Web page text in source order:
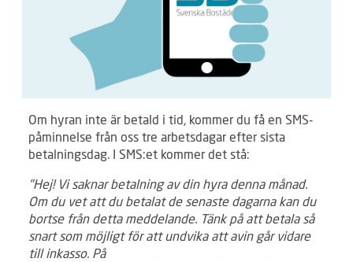
Om hyran inte är betald i tid, kommer du få en SMS-
påminnelse från oss tre arbetsdagar efter sista
betalningsdag. I SMS:et kommer det stå:
"Hej! Vi saknar betalning av din hyra denna månad.
Om du vet att du betalat de senaste dagarna kan du
bortse från detta meddelande. Tänk på att betala så
snart som möjligt för att undvika att avin går vidare
till inkasso. På